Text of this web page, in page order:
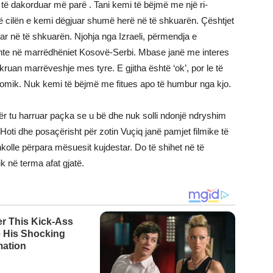
dakorduar më parë . Tani kemi të bëjmë me një ri-
e kemi dëgjuar shumë herë në të shkuarën. Çështjet
në të shkuarën. Njohja nga Izraeli, përmendja e
në marrëdhëniet Kosovë-Serbi. Mbase janë me interes
marrëveshje mes tyre. E gjitha është ‘ok’, por le të
Nuk kemi të bëjmë me fitues apo të humbur nga kjo.
tu harruar paçka se u bë dhe nuk solli ndonjë ndryshim
dhe posaçërisht për zotin Vuçiq janë pamjet filmike të
përpara mësuesit kujdestar. Do të shihet në të
në terma afat gjatë.